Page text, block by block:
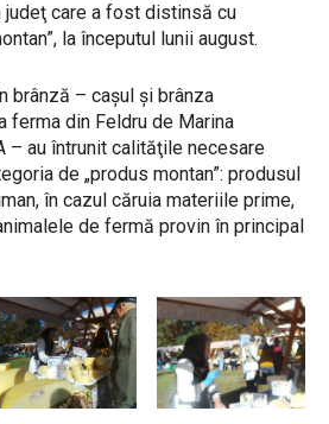
judeţ care a fost distinsă cu
la începutul lunii august.
brânză – caşul şi brânza
ferma din Feldru de Marina
– au întrunit calităţile necesare
de „produs montan”: produsul
în cazul căruia materiile prime,
de fermă provin în principal